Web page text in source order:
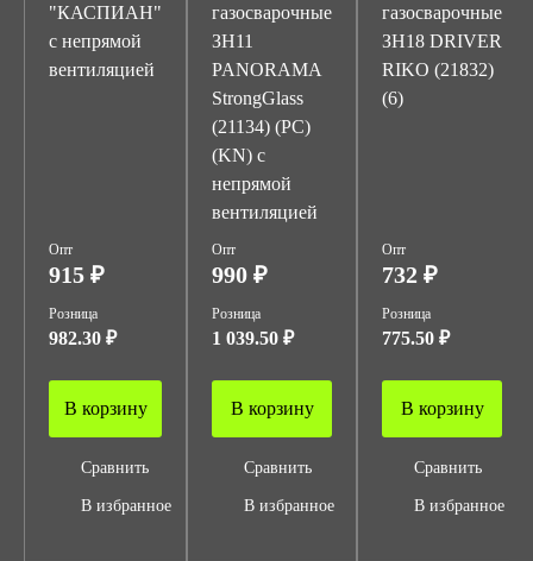
"КАСПИАН"
с непрямой
вентиляцией
Опт
915 ₽
Розница
982.30 ₽
В корзину
Сравнить
В избранное
газосварочные
ЗН11
PANORAMA
StrongGlass
(21134) (PC)
(KN) с
непрямой
вентиляцией
Опт
990 ₽
Розница
1 039.50 ₽
В корзину
Сравнить
В избранное
газосварочные
ЗН18 DRIVER
RIKO (21832)
(6)
Опт
732 ₽
Розница
775.50 ₽
В корзину
Сравнить
В избранное